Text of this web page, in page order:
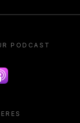
PODCAST
podcast